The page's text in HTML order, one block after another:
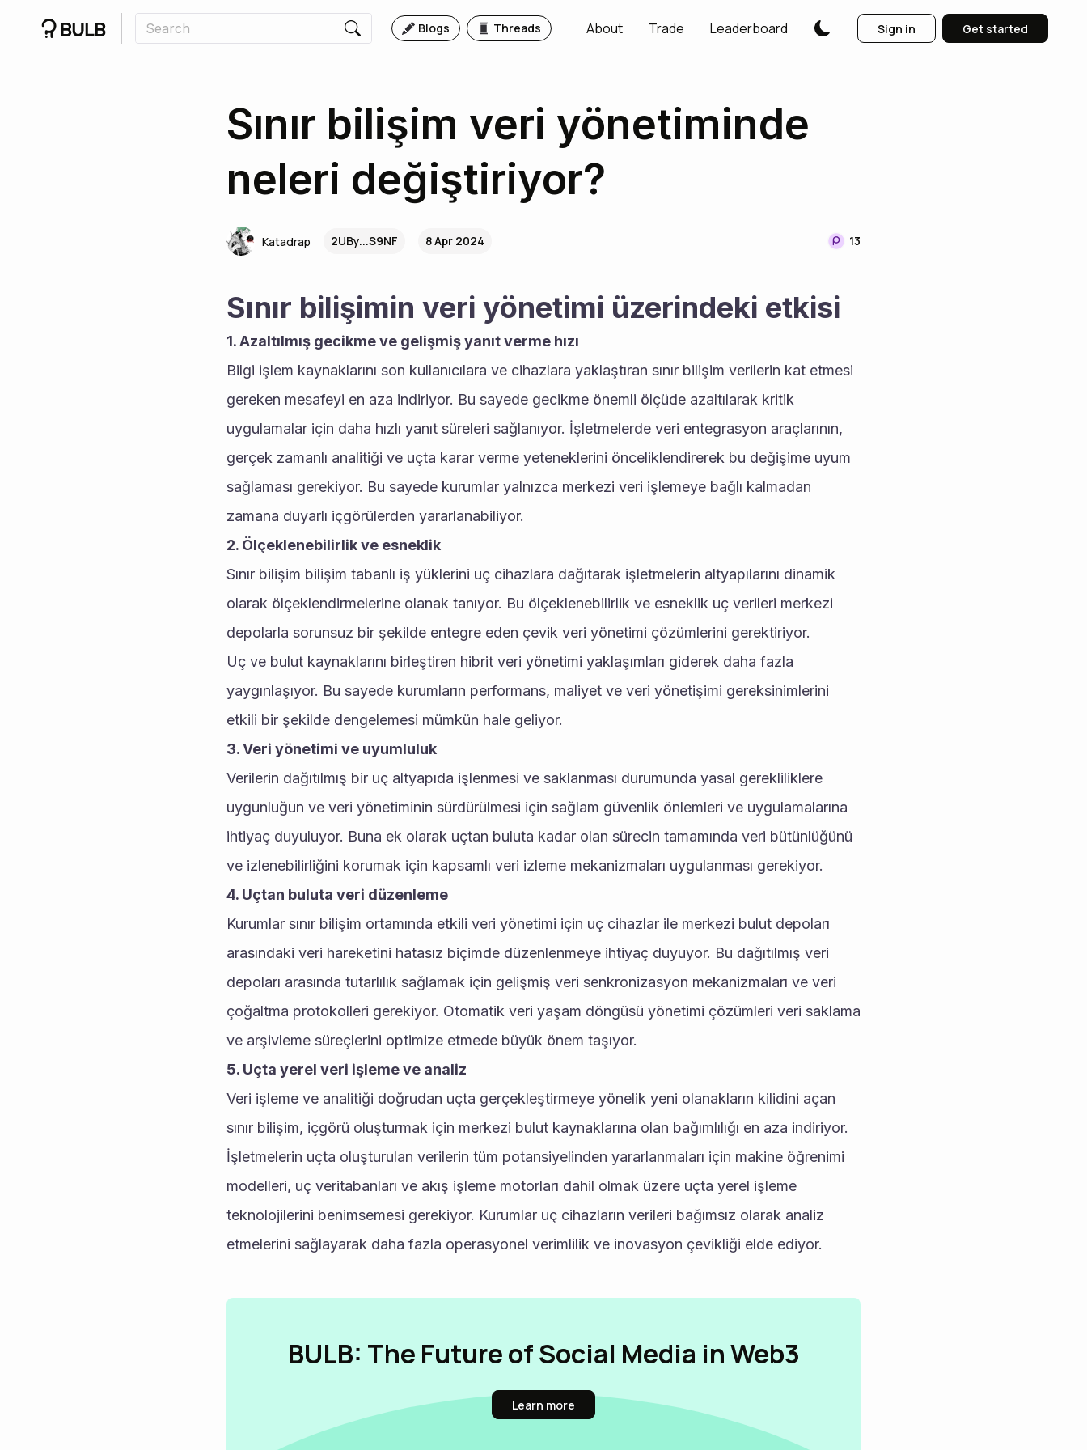
Blogs Threads About Trade Leaderboard Sign in Get started
Sınır bilişim veri yönetiminde
neleri değiştiriyor?
Katadrap 2UBy...S9NF 8 Apr 2024 13
Sınır bilişimin veri yönetimi üzerindeki etkisi
1. Azaltılmış gecikme ve gelişmiş yanıt verme hızı
Bilgi işlem kaynaklarını son kullanıcılara ve cihazlara yaklaştıran sınır bilişim verilerin kat etmesi
gereken mesafeyi en aza indiriyor. Bu sayede gecikme önemli ölçüde azaltılarak kritik
uygulamalar için daha hızlı yanıt süreleri sağlanıyor. İşletmelerde veri entegrasyon araçlarının,
gerçek zamanlı analitiği ve uçta karar verme yeteneklerini önceliklendirerek bu değişime uyum
sağlaması gerekiyor. Bu sayede kurumlar yalnızca merkezi veri işlemeye bağlı kalmadan
zamana duyarlı içgörülerden yararlanabiliyor.
2. Ölçeklenebilirlik ve esneklik
Sınır bilişim bilişim tabanlı iş yüklerini uç cihazlara dağıtarak işletmelerin altyapılarını dinamik
olarak ölçeklendirmelerine olanak tanıyor. Bu ölçeklenebilirlik ve esneklik uç verileri merkezi
depolarla sorunsuz bir şekilde entegre eden çevik veri yönetimi çözümlerini gerektiriyor.
Uç ve bulut kaynaklarını birleştiren hibrit veri yönetimi yaklaşımları giderek daha fazla
yaygınlaşıyor. Bu sayede kurumların performans, maliyet ve veri yönetişimi gereksinimlerini
etkili bir şekilde dengelemesi mümkün hale geliyor.
3. Veri yönetimi ve uyumluluk
Verilerin dağıtılmış bir uç altyapıda işlenmesi ve saklanması durumunda yasal gerekliliklere
uygunluğun ve veri yönetiminin sürdürülmesi için sağlam güvenlik önlemleri ve uygulamalarına
ihtiyaç duyuluyor. Buna ek olarak uçtan buluta kadar olan sürecin tamamında veri bütünlüğünü
ve izlenebilirliğini korumak için kapsamlı veri izleme mekanizmaları uygulanması gerekiyor.
4. Uçtan buluta veri düzenleme
Kurumlar sınır bilişim ortamında etkili veri yönetimi için uç cihazlar ile merkezi bulut depoları
arasındaki veri hareketini hatasız biçimde düzenlenmeye ihtiyaç duyuyor. Bu dağıtılmış veri
depoları arasında tutarlılık sağlamak için gelişmiş veri senkronizasyon mekanizmaları ve veri
çoğaltma protokolleri gerekiyor. Otomatik veri yaşam döngüsü yönetimi çözümleri veri saklama
ve arşivleme süreçlerini optimize etmede büyük önem taşıyor.
5. Uçta yerel veri işleme ve analiz
Veri işleme ve analitiği doğrudan uçta gerçekleştirmeye yönelik yeni olanakların kilidini açan
sınır bilişim, içgörü oluşturmak için merkezi bulut kaynaklarına olan bağımlılığı en aza indiriyor.
İşletmelerin uçta oluşturulan verilerin tüm potansiyelinden yararlanmaları için makine öğrenimi
modelleri, uç veritabanları ve akış işleme motorları dahil olmak üzere uçta yerel işleme
teknolojilerini benimsemesi gerekiyor. Kurumlar uç cihazların verileri bağımsız olarak analiz
etmelerini sağlayarak daha fazla operasyonel verimlilik ve inovasyon çevikliği elde ediyor.
BULB: The Future of Social Media in Web3
Learn more